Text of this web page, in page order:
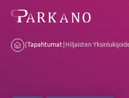
|Tapahtumat|Hiljaisten